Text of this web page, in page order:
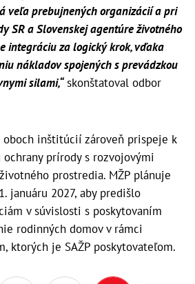
veľa prebujnených organizácií a pri
SR a Slovenskej agentúre životného
integráciu za logický krok, vďaka
nákladov spojených s prevádzkou
silami,“skonštatoval odbor
oboch inštitúcií zároveň prispeje k
prírody s rozvojovými
prostredia. MŽP plánuje
januáru 2027, aby predišlo
v súvislosti s poskytovaním
rodinných domov v rámci
ktorých je SAŽP poskytovateľom.